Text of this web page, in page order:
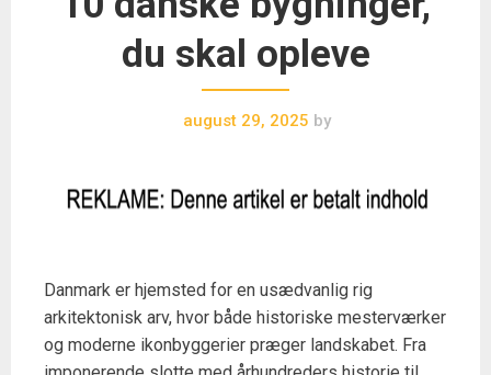
du skal opleve
august 29, 2025 by
Danmark er hjemsted for en usædvanlig rig
arkitektonisk arv, hvor både historiske mesterværker
og moderne ikonbyggerier præger landskabet. Fra